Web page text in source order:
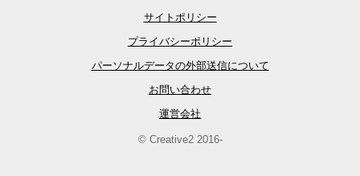
サイトポリシー
プライバシーポリシー
パーソナルデータの外部送信について
お問い合わせ
運営会社
© Creative2 2016-